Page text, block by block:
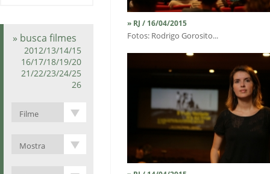
» busca filmes
2012/13/14/15
16/17/18/19/20
21/22/23/24/25
26
» RJ / 16/04/2015
Fotos: Rodrigo Gorosito...